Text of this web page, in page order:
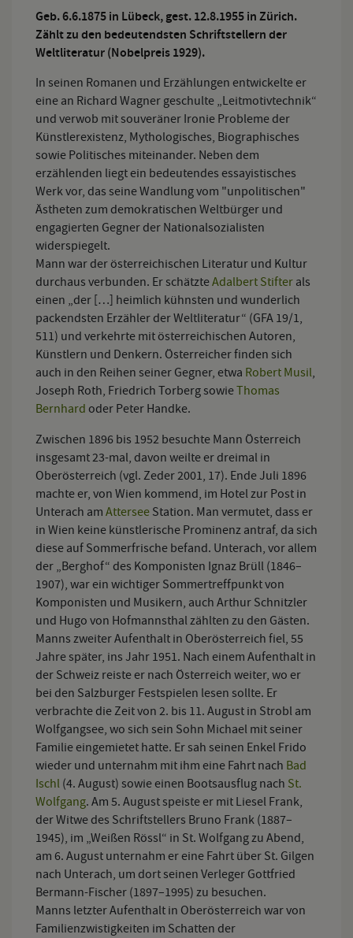
Geb. 6.6.1875 in Lübeck, gest. 12.8.1955 in Zürich.
Zählt zu den bedeutendsten Schriftstellern der
Weltliteratur (Nobelpreis 1929).
In seinen Romanen und Erzählungen entwickelte er
eine an Richard Wagner geschulte „Leitmotivtechnik“
und verwob mit souveräner Ironie Probleme der
Künstlerexistenz, Mythologisches, Biographisches
sowie Politisches miteinander. Neben dem
erzählenden liegt ein bedeutendes essayistisches
Werk vor, das seine Wandlung vom "unpolitischen"
Ästheten zum demokratischen Weltbürger und
engagierten Gegner der Nationalsozialisten
widerspiegelt.
Mann war der österreichischen Literatur und Kultur
durchaus verbunden. Er schätzteAdalbert Stifter als
einen „der […] heimlich kühnsten und wunderlich
packendsten Erzähler der Weltliteratur“ (GFA 19/1,
511) und verkehrte mit österreichischen Autoren,
Künstlern und Denkern. Österreicher finden sich
auch in den Reihen seiner Gegner, etwa Robert Musil,
Joseph Roth, Friedrich Torberg sowieThomas
Bernhard oder Peter Handke.
Zwischen 1896 bis 1952 besuchte Mann Österreich
insgesamt 23-mal, davon weilte er dreimal in
Oberösterreich (vgl. Zeder 2001, 17). Ende Juli 1896
machte er, von Wien kommend, im Hotel zur Post in
Unterach am Attersee Station. Man vermutet, dass er
in Wien keine künstlerische Prominenz antraf, da sich
diese auf Sommerfrische befand. Unterach, vor allem
der „Berghof“ des Komponisten Ignaz Brüll (1846–
1907), war ein wichtiger Sommertreffpunkt von
Komponisten und Musikern, auch Arthur Schnitzler
und Hugo von Hofmannsthal zählten zu den Gästen.
Manns zweiter Aufenthalt in Oberösterreich fiel, 55
Jahre später, ins Jahr 1951. Nach einem Aufenthalt in
der Schweiz reiste er nach Österreich weiter, wo er
bei den Salzburger Festspielen lesen sollte. Er
verbrachte die Zeit von 2. bis 11. August in Strobl am
Wolfgangsee, wo sich sein Sohn Michael mit seiner
Familie eingemietet hatte. Er sah seinen Enkel Frido
wieder und unternahm mit ihm eine Fahrt nach Bad
Ischl (4. August) sowie einen Bootsausflug nach St.
Wolfgang. Am 5. August speiste er mit Liesel Frank,
der Witwe des Schriftstellers Bruno Frank (1887–
1945), im „Weißen Rössl“ in St. Wolfgang zu Abend,
am 6. August unternahm er eine Fahrt über St. Gilgen
nach Unterach, um dort seinen Verleger Gottfried
Bermann-Fischer (1897–1995) zu besuchen.
Manns letzter Aufenthalt in Oberösterreich war von
Familienzwistigkeiten im Schatten der